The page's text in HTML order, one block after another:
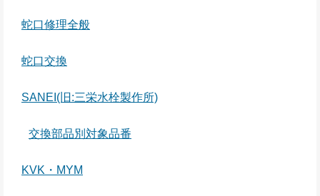
蛇口修理全般
蛇口交換
SANEI(旧:三栄水栓製作所)
交換部品別対象品番
KVK・MYM